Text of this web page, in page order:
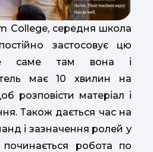
College, середня школа
застосовує цю
саме там вона і
має 10 хвилин на
розповісти матеріал і
Також дається час на
і зазначення ролей у
починається робота по